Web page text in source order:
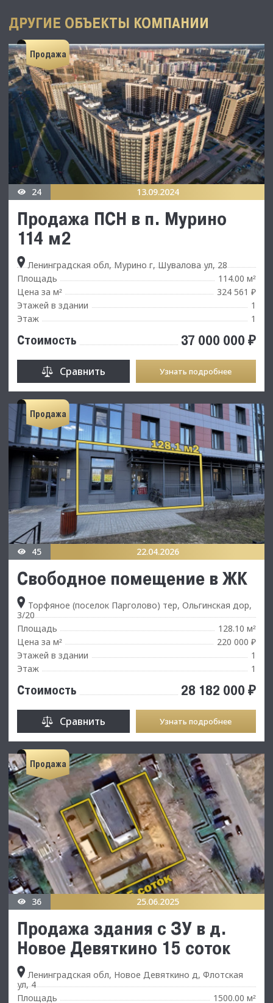
ДРУГИЕ ОБЪЕКТЫ КОМПАНИИ
Продажа
24 13.09.2024
Продажа ПСН в п. Мурино
114 м2
Ленинградская обл, Мурино г, Шувалова ул, 28
Площадь
114.00 м²
Цена за м²
324 561 ₽
Этажей в здании
1
Этаж
1
Стоимость 37 000 000 ₽
Сравнить Узнать подробнее
Продажа
45 22.04.2026
Свободное помещение в ЖК
Торфяное (поселок Парголово) тер, Ольгинская дор,
3/20
Площадь
128.10 м²
Цена за м²
220 000 ₽
Этажей в здании
1
Этаж
1
Стоимость 28 182 000 ₽
Сравнить Узнать подробнее
Продажа
36 25.06.2025
Продажа здания с ЗУ в д.
Новое Девяткино 15 соток
Ленинградская обл, Новое Девяткино д, Флотская
ул, 4
Площадь
1500.00 м²